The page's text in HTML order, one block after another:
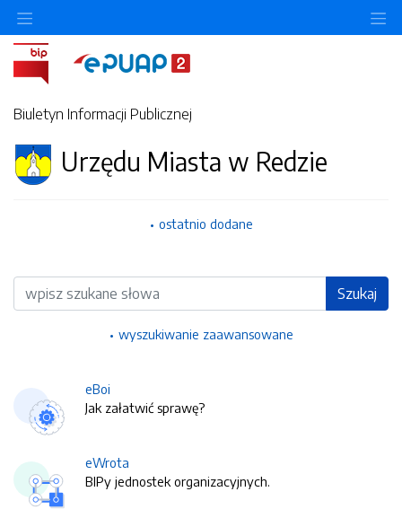
Biuletyn Informacji Publicznej
Urzędu Miasta w Redzie
ostatnio dodane
Wyszukiwarka Szukaj
wyszukiwanie zaawansowane
eBoi
Jak załatwić sprawę?
eWrota
BIPy jednostek organizacyjnych.